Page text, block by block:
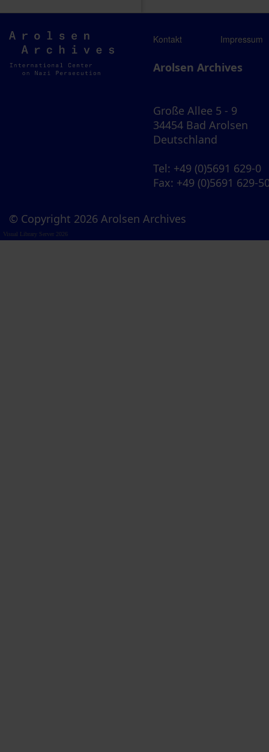
Arolsen
Archives
Kontakt Impressum
Arolsen Archives
Große Allee 5 - 9
34454 Bad Arolsen
Deutschland
Tel: +49 (0)5691 629-0
Fax: +49 (0)5691 629-
© Copyright 2026 Arolsen Archives
Visual Library Server 2026